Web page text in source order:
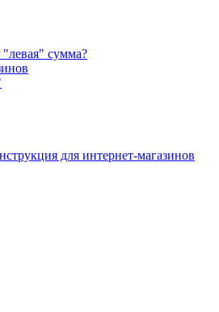
"левая" сумма?
для интернет-магазинов